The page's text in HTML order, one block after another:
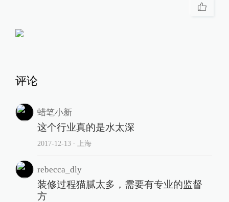
评论
蜡笔小新
这个行业真的是水太深
2017-12-13∙ 上海
rebecca_dly
装修过程猫腻太多，需要有专业的监督
方